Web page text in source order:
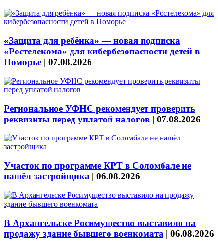
«Защита для ребёнка» — новая подписка
«Ростелекома» для кибербезопасности детей в
Поморье | 07.08.2026
Региональное УФНС рекомендует проверить
реквизиты перед уплатой налогов | 07.08.2026
Участок по программе КРТ в Соломбале не
нашёл застройщика | 06.08.2026
В Архангельске Росимущество выставило на
продажу здание бывшего военкомата | 06.08.2026